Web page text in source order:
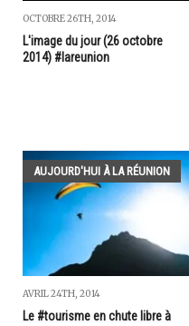
OCTOBRE 26TH, 2014
L'image du jour (26 octobre
2014) #lareunion
AUJOURD'HUI À LA RÉUNION
AVRIL 24TH, 2014
Le #tourisme en chute libre à